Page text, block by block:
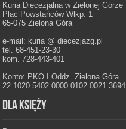
Kuria Diecezjalna w Zielonej Górze
Plac Powstańców Wlkp. 1
65-075 Zielona Góra
e-mail: kuria @ diecezjazg.pl
tel. 68-451-23-30
kom. 728-443-401
Konto: PKO I Oddz. Zielona Góra
22 1020 5402 0000 0102 0021 3694
Dla księży